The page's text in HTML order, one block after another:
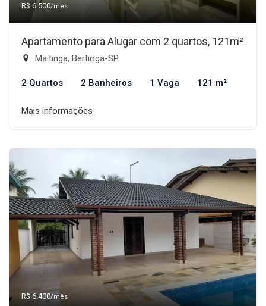
R$ 6.500/mês
Apartamento para Alugar com 2 quartos, 121m²
Maitinga, Bertioga-SP
2 Quartos 2 Banheiros 1 Vaga 121 m²
Mais informações
R$ 6.400/mês